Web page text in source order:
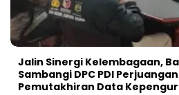
Jalin Sinergi Kelembagaan,
Sambangi DPC PDI
Pemutakhiran Data